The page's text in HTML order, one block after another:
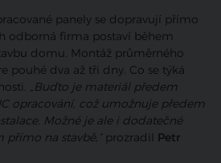
panely se dopravují přímo
odborná firma postaví během
domu. Montáž průměrného
pouhé dva až tři dny. Co se týká
„Buďto je materiál předem
opracování, což umožnuje předem
Možné je ale i dodatečné
na stavbě,“ prozradil Petr